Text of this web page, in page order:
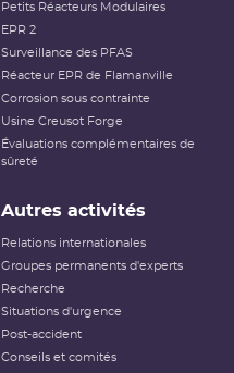
Petits Réacteurs Modulaires
EPR 2
Surveillance des PFAS
Réacteur EPR de Flamanville
Corrosion sous contrainte
Usine Creusot Forge
Évaluations complémentaires de
sûreté
Autres activités
Relations internationales
Groupes permanents d'experts
Recherche
Situations d'urgence
Post-accident
Conseils et comités